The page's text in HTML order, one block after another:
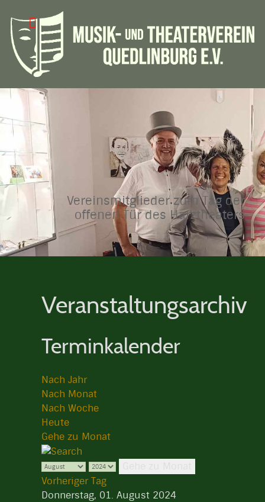
Vereinsmitglieder zum Tag der
offenen Tür des Harztheaters
Veranstaltungsarchiv
Terminkalender
Nach Jahr
Nach Monat
Nach Woche
Heute
Gehe zu Monat
Vorheriger Tag
Donnerstag, 01. August 2024